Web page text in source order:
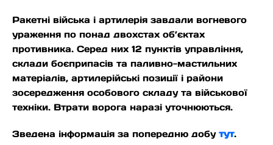
Ракетні війська і артилерія завдали вогневого
ураження по понад двохстах об’єктах
противника. Серед них 12 пунктів управління,
склади боєприпасів та паливно-мастильних
матеріалів, артилерійські позиції і райони
зосередження особового складу та військової
техніки. Втрати ворога наразі уточнюються.
Зведена інформація за попередню добу тут.